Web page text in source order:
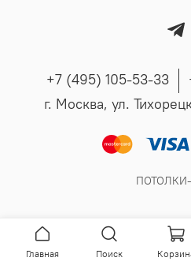
+7 (495) 105-53-33
г. Москва, ул.
Главная Поиск